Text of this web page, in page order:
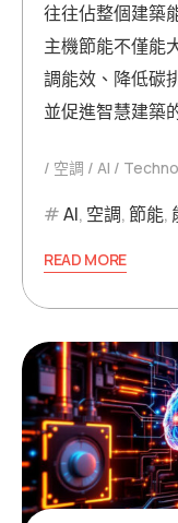
往往佔整個建築
主機節能不僅能
調能效、降低碳
並促進智慧建築
空調 AI
AI, 空調,節能,
READ MORE